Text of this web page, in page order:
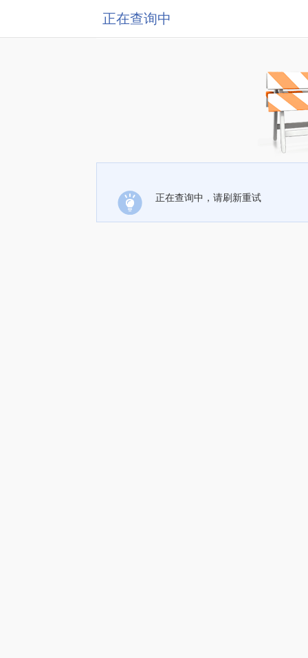
正在查询中
正在查询中，请刷新重试